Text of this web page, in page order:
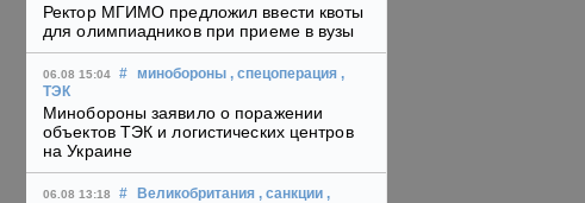
Ректор МГИМО предложил ввести квоты
для олимпиадников при приеме в вузы
06.08 15:04 # минобороны , спецоперация ,
ТЭК
Минобороны заявило о поражении
объектов ТЭК и логистических центров
на Украине
06.08 13:18 # Великобритания , санкции ,